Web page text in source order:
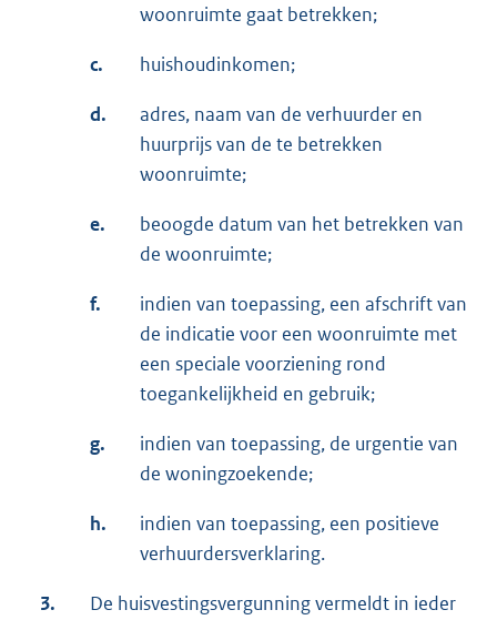
woonruimte gaat betrekken;
c. huishoudinkomen;
d.
adres, naam van de verhuurder en
huurprijs van de te betrekken
woonruimte;
e.
beoogde datum van het betrekken van
de woonruimte;
f.
indien van toepassing, een afschrift van
de indicatie voor een woonruimte met
een speciale voorziening rond
toegankelijkheid en gebruik;
g.
indien van toepassing, de urgentie van
de woningzoekende;
h.
indien van toepassing, een positieve
verhuurdersverklaring.
3.
De huisvestingsvergunning vermeldt in ieder